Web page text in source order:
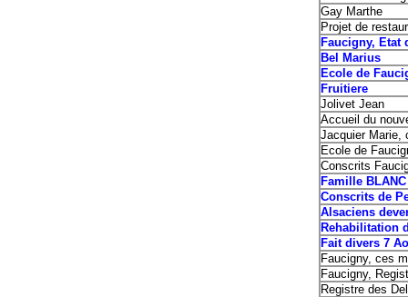
Gay Marthe
Projet de
Faucigny, Etat
Bel Marius
Ecole de
Fruitiere
Jolivet Jean
Accueil du
Jacquier Marie,
Ecole de
Conscrits
Famille BLANC
Conscrits de
Alsaciens
Rehabilitation
Fait divers 7
Faucigny, ces
Faucigny,
Registre des